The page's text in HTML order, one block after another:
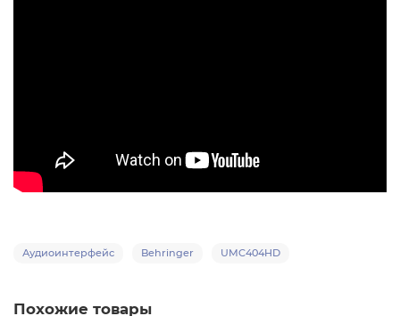
Аудиоинтерфейс Behringer UMC404HD
Похожие товары